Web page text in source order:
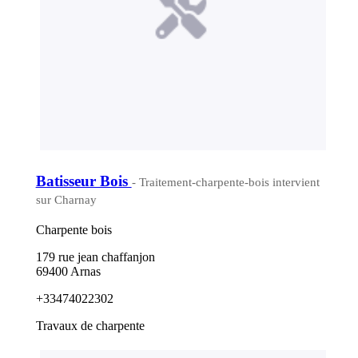
Batisseur Bois - Traitement-charpente-bois intervient
sur Charnay
Charpente bois
179 rue jean chaffanjon
69400 Arnas
+33474022302
Travaux de charpente